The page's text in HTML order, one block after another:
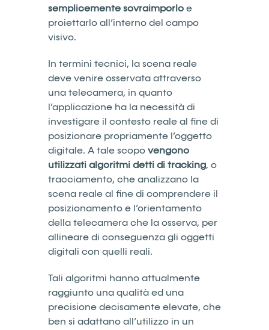
semplicemente sovraimporlo e
proiettarlo all’interno del campo
visivo.
In termini tecnici, la scena reale
deve venire osservata attraverso
una telecamera, in quanto
l’applicazione ha la necessità di
investigare il contesto reale al fine di
posizionare propriamente l’oggetto
digitale. A tale scopo vengono
utilizzati algoritmi detti di tracking, o
tracciamento, che analizzano la
scena reale al fine di comprendere il
posizionamento e l’orientamento
della telecamera che la osserva, per
allineare di conseguenza gli oggetti
digitali con quelli reali.
Tali algoritmi hanno attualmente
raggiunto una qualità ed una
precisione decisamente elevate, che
ben si adattano all’utilizzo in un